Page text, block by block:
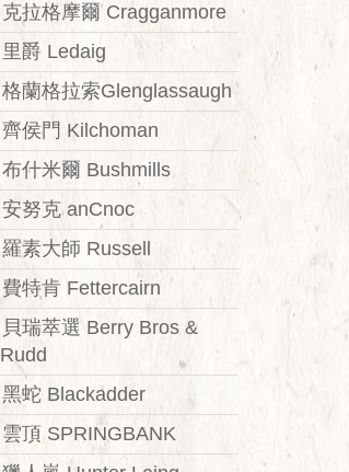
克拉格摩爾 Cragganmore
里爵 Ledaig
格蘭格拉索Glenglassaugh
齊侯門 Kilchoman
布什米爾 Bushmills
安努克 anCnoc
羅素大師 Russell
費特肯 Fettercairn
貝瑞萃選 Berry Bros &
Rudd
黑蛇 Blackadder
雲頂 SPRINGBANK